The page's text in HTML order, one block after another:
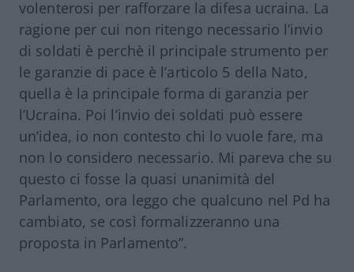
volenterosi per rafforzare la difesa ucraina. La
ragione per cui non ritengo necessario l’invio
di soldati è perchè il principale strumento per
le garanzie di pace è l’articolo 5 della Nato,
quella è la principale forma di garanzia per
l’Ucraina. Poi l’invio dei soldati può essere
un’idea, io non contesto chi lo vuole fare, ma
non lo considero necessario. Mi pareva che su
questo ci fosse la quasi unanimità del
Parlamento, ora leggo che qualcuno nel Pd ha
cambiato, se così formalizzeranno una
proposta in Parlamento”.